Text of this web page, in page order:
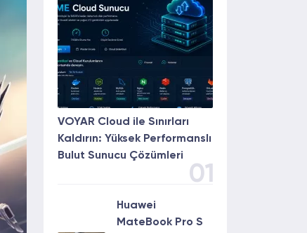
VOYAR Cloud ile Sınırları
Kaldırın: Yüksek Performanslı
Bulut Sunucu Çözümleri
01
Huawei
MateBook Pro S